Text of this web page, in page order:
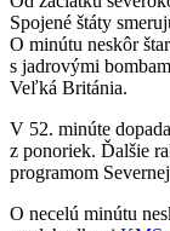
Spojené štáty
O minútu neskôr
s jadrovými
Veľká Británia.
V 52. minúte
z ponoriek. Ďalšie
programom
O necelú minútu